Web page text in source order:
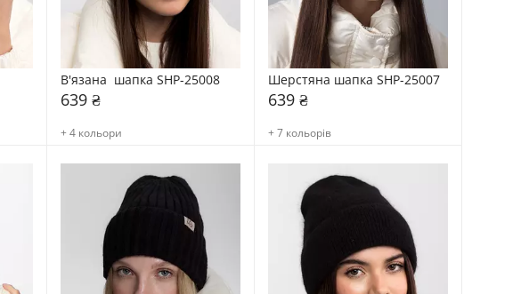
В'язана  шапка SHP-25008
639 ₴
+ 4 кольори
Шерстяна шапка SHP-25007
639 ₴
+ 7 кольорів